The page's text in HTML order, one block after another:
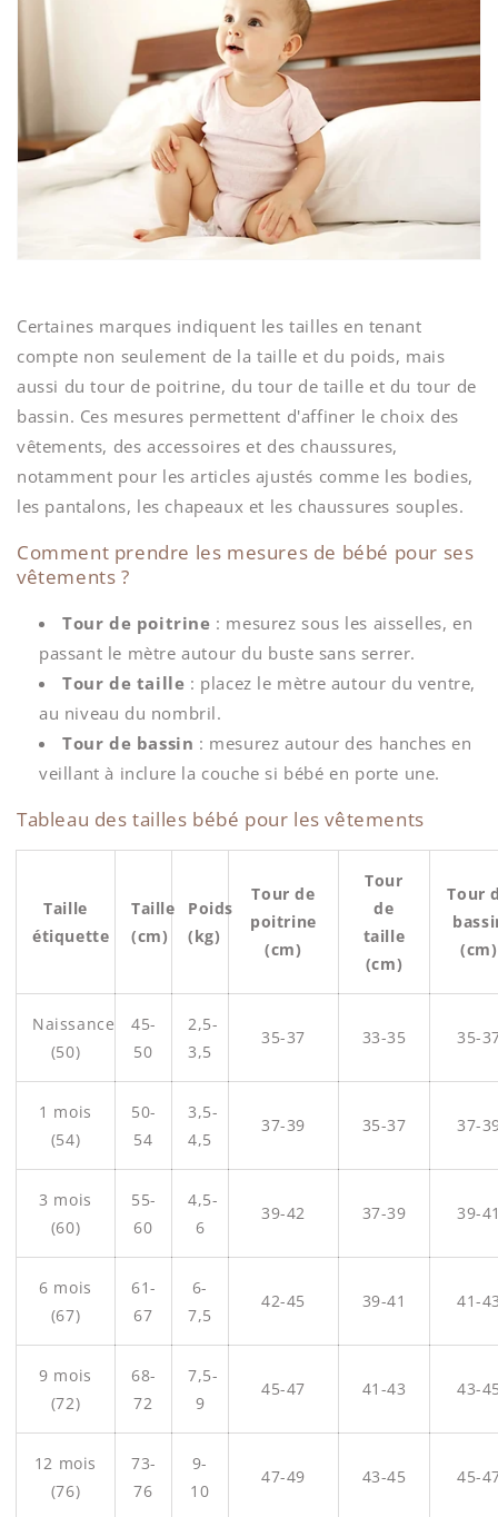
Certaines marques indiquent les tailles en tenant
compte non seulement de la taille et du poids, mais
aussi du tour de poitrine, du tour de taille et du tour de
bassin. Ces mesures permettent d'affiner le choix des
vêtements, des accessoires et des chaussures,
notamment pour les articles ajustés comme les bodies,
les pantalons, les chapeaux et les chaussures souples.
Comment prendre les mesures de bébé pour ses
vêtements ?
Tour de poitrine : mesurez sous les aisselles, en
passant le mètre autour du buste sans serrer.
Tour de taille : placez le mètre autour du ventre,
au niveau du nombril.
Tour de bassin : mesurez autour des hanches en
veillant à inclure la couche si bébé en porte une.
Tableau des tailles bébé pour les vêtements
Taille
étiquette
Taille
(cm)
Poids
(kg)
Tour de
poitrine
(cm)
Tour
de
taille
(cm)
Tour
(cm)
Naissance
(50)
45-
50
2,5-
3,5
35-37 33-35 35-
1 mois
(54)
50-
54
3,5-
4,5
37-39 35-37 37-
3 mois
(60)
55-
60
4,5-
6
39-42 37-39 39-
6 mois
(67)
61-
67
6-
7,5
42-45 39-41 41-
9 mois
(72)
68-
72
7,5-
9
45-47 41-43 43-
12 mois
(76)
73-
76
9-
10
47-49 43-45 45-